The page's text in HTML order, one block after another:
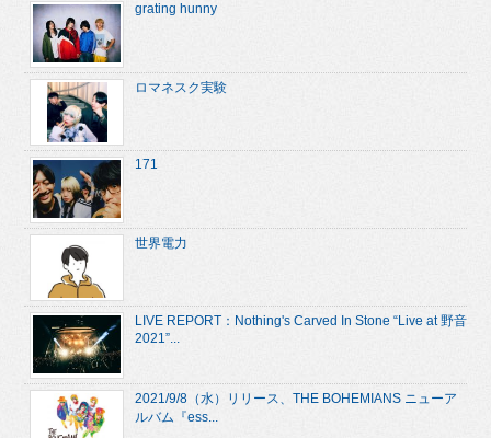
grating hunny
ロマネスク実験
171
世界電力
LIVE REPORT：Nothing's Carved In Stone “Live at 野音
2021”...
2021/9/8（水）リリース、THE BOHEMIANS ニューア
ルバム『ess...